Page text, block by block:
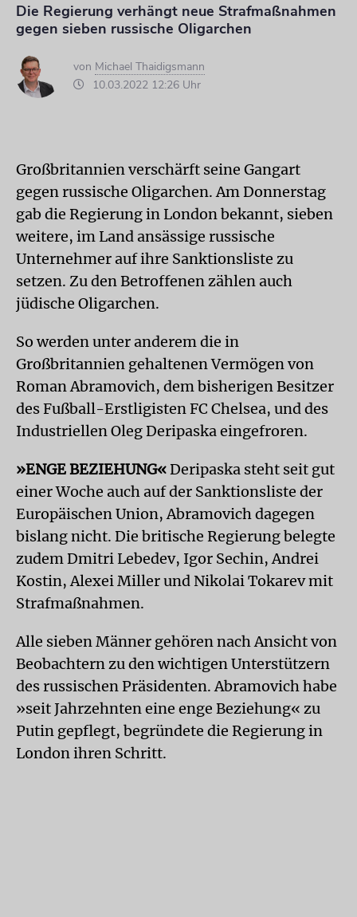
Die Regierung verhängt neue Strafmaßnahmen
gegen sieben russische Oligarchen
von Michael Thaidigsmann
10.03.2022 12:26 Uhr
Großbritannien verschärft seine Gangart
gegen russische Oligarchen. Am Donnerstag
gab die Regierung in London bekannt, sieben
weitere, im Land ansässige russische
Unternehmer auf ihre Sanktionsliste zu
setzen. Zu den Betroffenen zählen auch
jüdische Oligarchen.
So werden unter anderem die in
Großbritannien gehaltenen Vermögen von
Roman Abramovich, dem bisherigen Besitzer
des Fußball-Erstligisten FC Chelsea, und des
Industriellen Oleg Deripaska eingefroren.
»ENGE BEZIEHUNG«Deripaska steht seit gut
einer Woche auch auf der Sanktionsliste der
Europäischen Union, Abramovich dagegen
bislang nicht. Die britische Regierung belegte
zudem Dmitri Lebedev, Igor Sechin, Andrei
Kostin, Alexei Miller und Nikolai Tokarev mit
Strafmaßnahmen.
Alle sieben Männer gehören nach Ansicht von
Beobachtern zu den wichtigen Unterstützern
des russischen Präsidenten. Abramovich habe
»seit Jahrzehnten eine enge Beziehung« zu
Putin gepflegt, begründete die Regierung in
London ihren Schritt.